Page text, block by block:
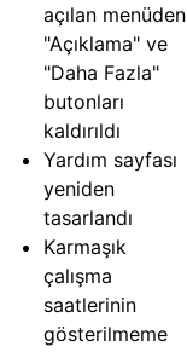
açılan menüden
"Açıklama" ve
"Daha Fazla"
butonları
kaldırıldı
Yardım sayfası
yeniden
tasarlandı
Karmaşık
çalışma
saatlerinin
gösterilmeme